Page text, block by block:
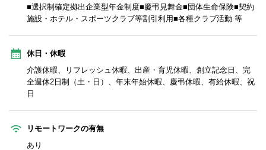
■選択制確定拠出企業型年金制度■慶弔見舞金■団体生命保険■契約
施設・ホテル・スポーツクラブ等割引利用■各種クラブ活動 等
休日・休暇
介護休暇、リフレッシュ休暇、出産・育児休暇、創立記念日、完
全週休2日制（土・日）、年末年始休暇、慶弔休暇、有給休暇、祝
日
リモートワークの有無
あり